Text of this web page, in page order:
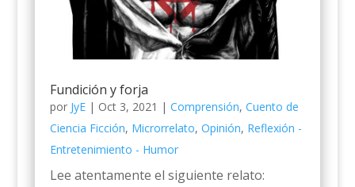
Fundición y forja
por JyE| Oct 3, 2021 | Comprensión, Cuento de
Ciencia Ficción, Microrrelato, Opinión, Reflexión -
Entretenimiento - Humor
Lee atentamente el siguiente relato: